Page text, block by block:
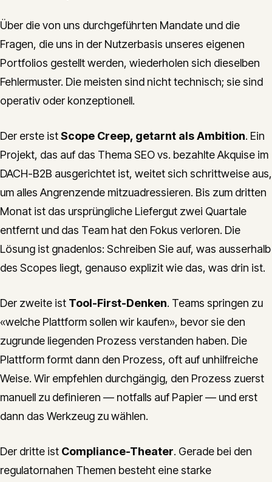
Über die von uns durchgeführten Mandate und die
Fragen, die uns in der Nutzerbasis unseres eigenen
Portfolios gestellt werden, wiederholen sich dieselben
Fehlermuster. Die meisten sind nicht technisch; sie sind
operativ oder konzeptionell.
Der erste istScope Creep, getarnt als Ambition. Ein
Projekt, das auf das Thema SEO vs. bezahlte Akquise im
DACH-B2B ausgerichtet ist, weitet sich schrittweise aus,
um alles Angrenzende mitzuadressieren. Bis zum dritten
Monat ist das ursprüngliche Liefergut zwei Quartale
entfernt und das Team hat den Fokus verloren. Die
Lösung ist gnadenlos: Schreiben Sie auf, was ausserhalb
des Scopes liegt, genauso explizit wie das, was drin ist.
Der zweite ist Tool-First-Denken. Teams springen zu
«welche Plattform sollen wir kaufen», bevor sie den
zugrunde liegenden Prozess verstanden haben. Die
Plattform formt dann den Prozess, oft auf unhilfreiche
Weise. Wir empfehlen durchgängig, den Prozess zuerst
manuell zu definieren — notfalls auf Papier — und erst
dann das Werkzeug zu wählen.
Der dritte ist Compliance-Theater. Gerade bei den
regulatornahen Themen besteht eine starke